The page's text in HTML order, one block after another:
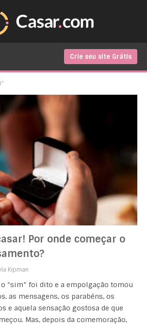
Crie seu site Grátis
Por onde começar o
Kipman
“sim” foi dito e a empolgação tomou
as mensagens, os parabéns, os
e aquela sensação gostosa de que
Mas, depois da comemoração,